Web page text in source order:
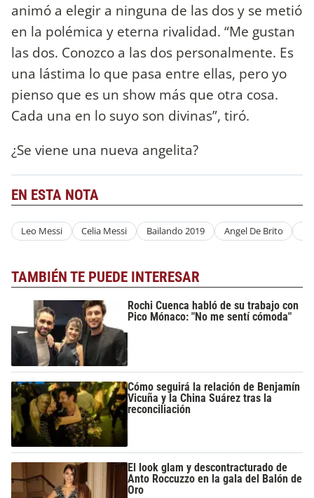
animó a elegir a ninguna de las dos y se metió
en la polémica y eterna rivalidad. “Me gustan
las dos. Conozco a las dos personalmente. Es
una lástima lo que pasa entre ellas, pero yo
pienso que es un show más que otra cosa.
Cada una en lo suyo son divinas”, tiró.
¿Se viene una nueva angelita?
EN ESTA NOTA
Leo Messi Celia Messi Bailando 2019 Angel De Brito
TAMBIÉN TE PUEDE INTERESAR
Rochi Cuenca habló de su trabajo con
Pico Mónaco: "No me sentí cómoda"
Cómo seguirá la relación de Benjamín
Vicuña y la China Suárez tras la
reconciliación
El look glam y descontracturado de
Anto Roccuzzo en la gala del Balón de
Oro